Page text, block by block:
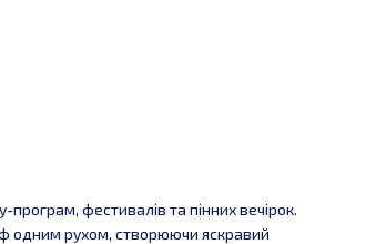
програм, фестивалів та пінних вечірок.
одним рухом, створюючи яскравий